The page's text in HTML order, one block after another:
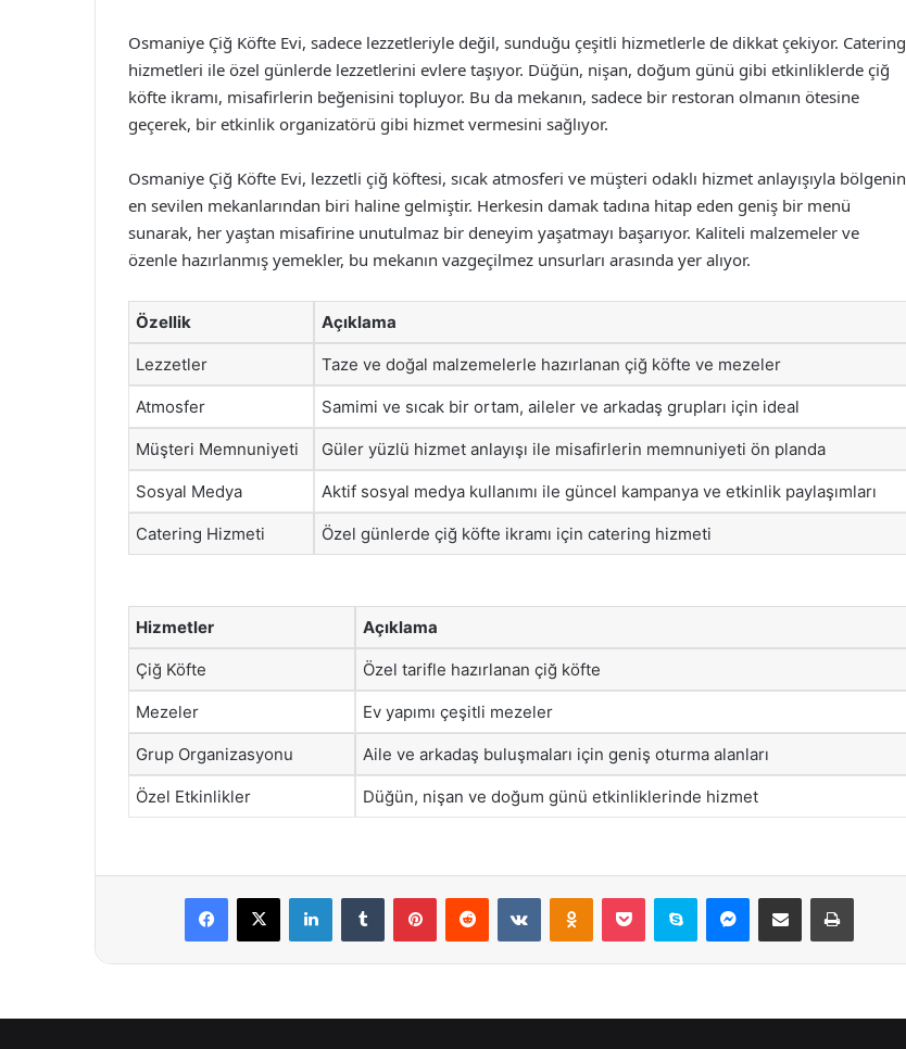
Osmaniye Çiğ Köfte Evi, sadece lezzetleriyle değil, sunduğu çeşitli hizmetlerle de dikkat çekiyor. Catering
hizmetleri ile özel günlerde lezzetlerini evlere taşıyor. Düğün, nişan, doğum günü gibi etkinliklerde çiğ
köfte ikramı, misafirlerin beğenisini topluyor. Bu da mekanın, sadece bir restoran olmanın ötesine
geçerek, bir etkinlik organizatörü gibi hizmet vermesini sağlıyor.
Osmaniye Çiğ Köfte Evi, lezzetli çiğ köftesi, sıcak atmosferi ve müşteri odaklı hizmet anlayışıyla bölgenin
en sevilen mekanlarından biri haline gelmiştir. Herkesin damak tadına hitap eden geniş bir menü
sunarak, her yaştan misafirine unutulmaz bir deneyim yaşatmayı başarıyor. Kaliteli malzemeler ve
özenle hazırlanmış yemekler, bu mekanın vazgeçilmez unsurları arasında yer alıyor.
Özellik Açıklama
Lezzetler Taze ve doğal malzemelerle hazırlanan çiğ köfte ve mezeler
Atmosfer Samimi ve sıcak bir ortam, aileler ve arkadaş grupları için ideal
Müşteri Memnuniyeti Güler yüzlü hizmet anlayışı ile misafirlerin memnuniyeti ön planda
Sosyal Medya Aktif sosyal medya kullanımı ile güncel kampanya ve etkinlik paylaşımları
Catering Hizmeti Özel günlerde çiğ köfte ikramı için catering hizmeti
Hizmetler Açıklama
Çiğ Köfte Özel tarifle hazırlanan çiğ köfte
Mezeler Ev yapımı çeşitli mezeler
Grup Organizasyonu Aile ve arkadaş buluşmaları için geniş oturma alanları
Özel Etkinlikler Düğün, nişan ve doğum günü etkinliklerinde hizmet
Facebook
X LinkedInTumblr PinterestReddit VKontakteOdnoklassniki
Pocket Skype Messenger
E-Posta ile paylaş Yazdır